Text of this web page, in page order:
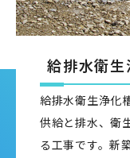
給排水衛
給排水衛生浄化
供給と排水、衛
る工事です。新